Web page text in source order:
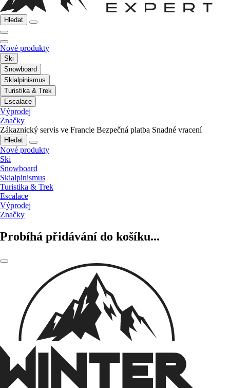
Hledat
Nové produkty
Ski
Snowboard
Skialpinismus
Turistika & Trek
Escalace
Výprodej
Značky
Zákaznický servis ve Francie Bezpečná platba Snadné vracení
Hledat
Nové produkty
Ski
Snowboard
Skialpinismus
Turistika & Trek
Escalace
Výprodej
Značky
Probíhá přidávání do košíku...